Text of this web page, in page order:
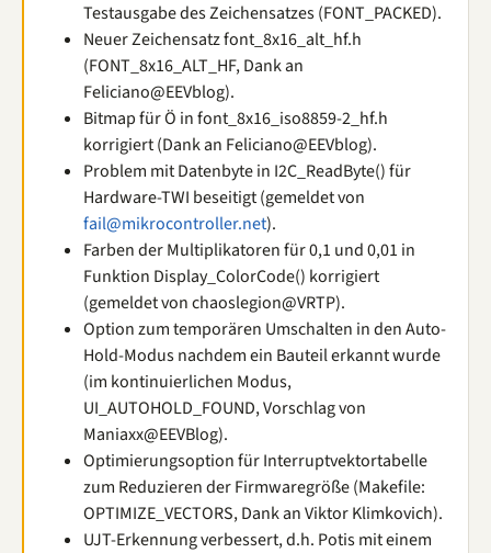
Testausgabe des Zeichensatzes (FONT_PACKED).
Neuer Zeichensatz font_8x16_alt_hf.h
(FONT_8x16_ALT_HF, Dank an
Feliciano@EEVblog).
Bitmap für Ö in font_8x16_iso8859-2_hf.h
korrigiert (Dank an Feliciano@EEVblog).
Problem mit Datenbyte in I2C_ReadByte() für
Hardware-TWI beseitigt (gemeldet von
fail@mikrocontroller.net).
Farben der Multiplikatoren für 0,1 und 0,01 in
Funktion Display_ColorCode() korrigiert
(gemeldet von chaoslegion@VRTP).
Option zum temporären Umschalten in den Auto-
Hold-Modus nachdem ein Bauteil erkannt wurde
(im kontinuierlichen Modus,
UI_AUTOHOLD_FOUND, Vorschlag von
Maniaxx@EEVBlog).
Optimierungsoption für Interruptvektortabelle
zum Reduzieren der Firmwaregröße (Makefile:
OPTIMIZE_VECTORS, Dank an Viktor Klimkovich).
UJT-Erkennung verbessert, d.h. Potis mit einem